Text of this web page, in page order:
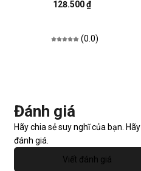
128.500 ₫
(0.0)
Đánh giá
Hãy chia sẻ suy nghĩ của bạn.
đánh giá.
Viết đánh giá